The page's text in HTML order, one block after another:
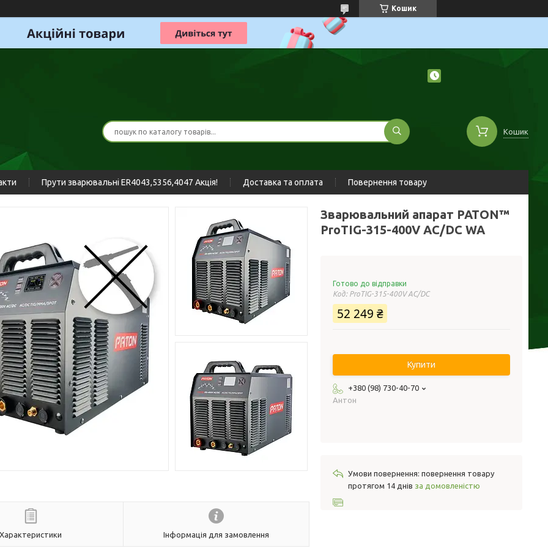
Кошик
Кошик
Прути зварювальні ER4043,5356,4047 Акція! Доставка та оплата Повернення товару
Характеристики Інформація для замовлення
Зварювальний апарат PATON™
ProTIG-315-400V AC/DC WA
Готово до відправки
Код: ProTIG-315-400V AC/DC
52 249 ₴
Купити
+380 (98) 730-40-70
Антон
повернення товару
протягом 14 днів за домовленістю